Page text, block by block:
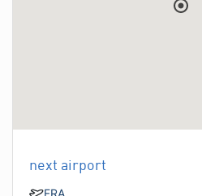
next airport
FRA